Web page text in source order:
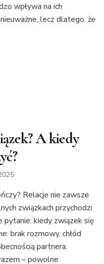
wpływa na ich
lecz dlatego, że
A kiedy
Relacje nie zawsze
związkach przychodzi
pytanie: kiedy związek się
brak rozmowy, chłód
partnera.
– powolne